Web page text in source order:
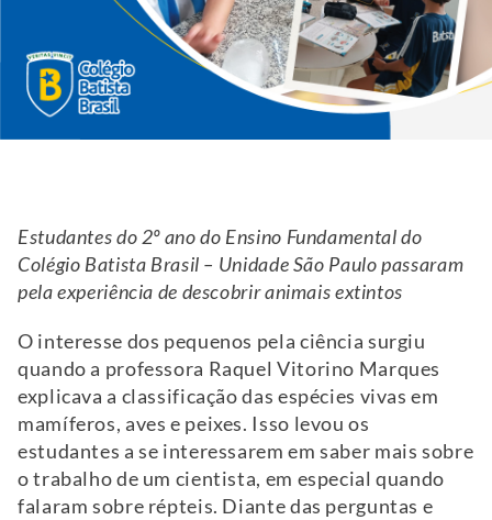
Estudantes do 2º ano do Ensino Fundamental do
Colégio Batista Brasil – Unidade São Paulo passaram
pela experiência de descobrir animais extintos
O interesse dos pequenos pela ciência surgiu
quando a professora Raquel Vitorino Marques
explicava a classificação das espécies vivas em
mamíferos, aves e peixes. Isso levou os
estudantes a se interessarem em saber mais sobre
o trabalho de um cientista, em especial quando
falaram sobre répteis. Diante das perguntas e